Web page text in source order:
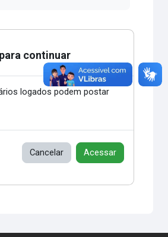
continuar
logados podem postar
Cancelar Acessar